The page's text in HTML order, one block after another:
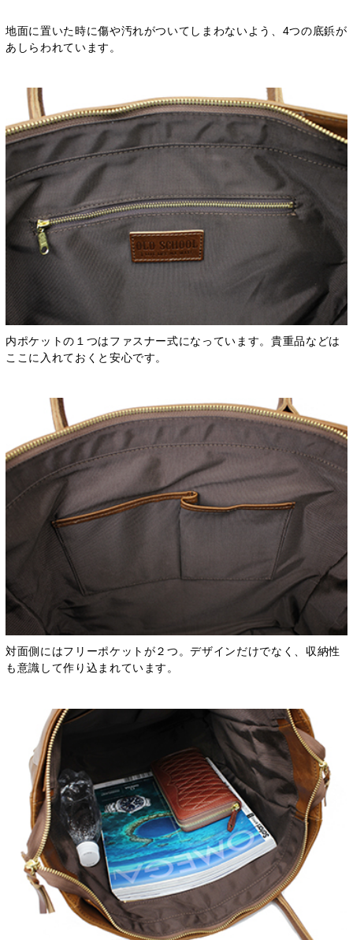
地面に置いた時に傷や汚れがついてしまわないよう、4つの底鋲が
あしらわれています。
内ポケットの１つはファスナー式になっています。貴重品などは
ここに入れておくと安心です。
対面側にはフリーポケットが２つ。デザインだけでなく、収納性
も意識して作り込まれています。